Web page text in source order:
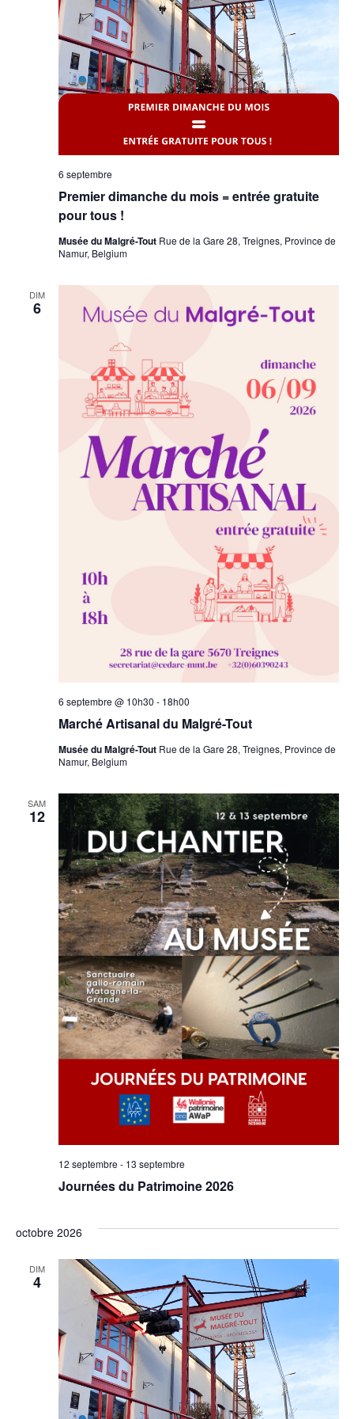
Premier dimanche du mois = entrée gratuite
pour tous !
6 septembre
Musée du Malgré-Tout Rue de la Gare 28, Treignes, Province de
Namur, Belgium
DIM
6
Marché Artisanal du Malgré-Tout
6 septembre @ 10h30 - 18h00
Musée du Malgré-Tout Rue de la Gare 28, Treignes, Province de
Namur, Belgium
SAM
12
Journées du Patrimoine 2026
12 septembre - 13 septembre
octobre 2026
DIM
4